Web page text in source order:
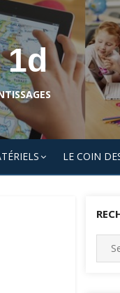
1d
LE COIN
Search
for: